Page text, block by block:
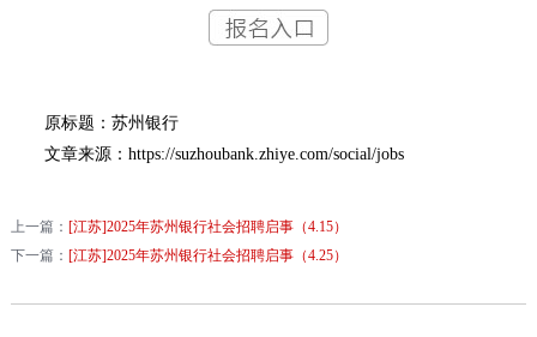
原标题：苏州银行
文章来源：https://suzhoubank.zhiye.com/social/jobs
上一篇： [江苏]2025年苏州银行社会招聘启事（4.15）
下一篇： [江苏]2025年苏州银行社会招聘启事（4.25）